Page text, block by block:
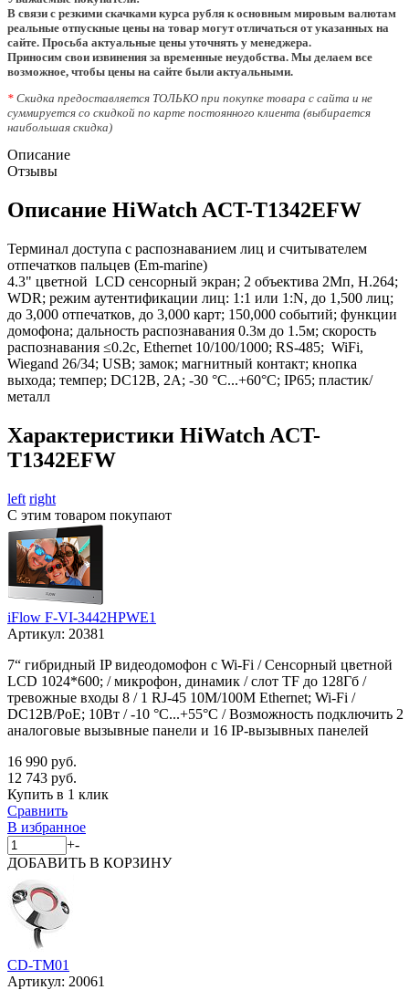
В связи с резкими скачками курса рубля к основным мировым валютам
реальные отпускные цены на товар могут отличаться от указанных на
сайте. Просьба актуальные цены уточнять у менеджера.
Приносим свои извинения за временные неудобства. Мы делаем все
возможное, чтобы цены на сайте были актуальными.
* Скидка предоставляется ТОЛЬКО при покупке товара с сайта и не
суммируется со скидкой по карте постоянного клиента (выбирается
наибольшая скидка)
Описание
Отзывы
Описание HiWatch ACT-T1342EFW
Терминал доступа с распознаванием лиц и считывателем
отпечатков пальцев (Em-marine)
4.3" цветной LCD сенсорный экран; 2 объектива 2Мп, H.264;
WDR; режим аутентификации лиц: 1:1 или 1:N, до 1,500 лиц;
до 3,000 отпечатков, до 3,000 карт; 150,000 событий; функции
домофона; дальность распознавания 0.3м до 1.5м; скорость
распознавания ≤0.2с, Ethernet 10/100/1000; RS-485; WiFi,
Wiegand 26/34; USB; замок; магнитный контакт; кнопка
выхода; темпер; DC12В, 2А; -30 °C...+60°C; IP65; пластик/
металл
Характеристики HiWatch ACT-
T1342EFW
left right
С этим товаром покупают
iFlow F-VI-3442HPWE1
Артикул: 20381
7“ гибридный IP видеодомофон с Wi-Fi / Сенсорный цветной
LCD 1024*600; / микрофон, динамик / слот TF до 128Гб /
тревожные входы 8 / 1 RJ-45 10M/100M Ethernet; Wi-Fi /
DC12В/PoE; 10Вт / -10 °C...+55°C / Возможность подключить 2
аналоговые вызывные панели и 16 IP-вызывных панелей
16 990 руб.
12 743 руб.
Купить в 1 клик
Сравнить
В избранное
+-
ДОБАВИТЬ В КОРЗИНУ
CD-TM01
Артикул: 20061